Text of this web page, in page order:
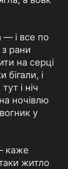
— і все по
рани
на серці
бігали, і
і ніч
ночівлю
у
каже
житло